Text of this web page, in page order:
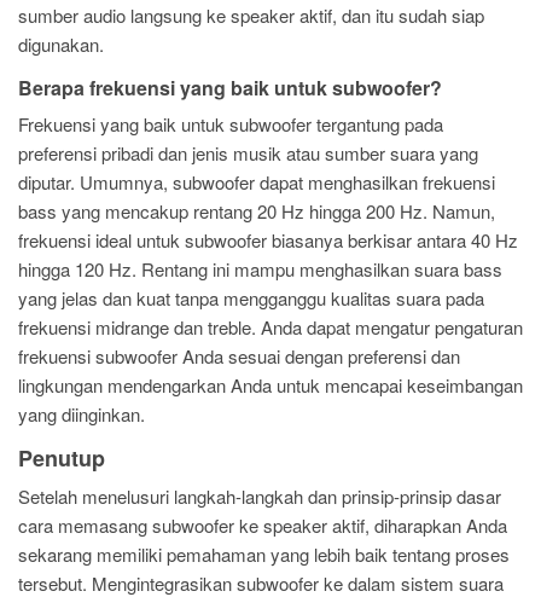
sumber audio langsung ke speaker aktif, dan itu sudah siap
digunakan.
Berapa frekuensi yang baik untuk subwoofer?
Frekuensi yang baik untuk subwoofer tergantung pada
preferensi pribadi dan jenis musik atau sumber suara yang
diputar. Umumnya, subwoofer dapat menghasilkan frekuensi
bass yang mencakup rentang 20 Hz hingga 200 Hz. Namun,
frekuensi ideal untuk subwoofer biasanya berkisar antara 40 Hz
hingga 120 Hz. Rentang ini mampu menghasilkan suara bass
yang jelas dan kuat tanpa mengganggu kualitas suara pada
frekuensi midrange dan treble. Anda dapat mengatur pengaturan
frekuensi subwoofer Anda sesuai dengan preferensi dan
lingkungan mendengarkan Anda untuk mencapai keseimbangan
yang diinginkan.
Penutup
Setelah menelusuri langkah-langkah dan prinsip-prinsip dasar
cara memasang subwoofer ke speaker aktif, diharapkan Anda
sekarang memiliki pemahaman yang lebih baik tentang proses
tersebut. Mengintegrasikan subwoofer ke dalam sistem suara